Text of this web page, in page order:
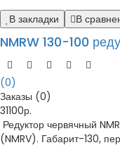
В закладки В
NMRW 130-100
(0)
Заказы (0)
31100р.
Редуктор червячный
(NMRV). Габарит-130,